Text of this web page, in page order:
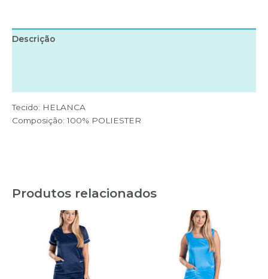
COM
MANGA
Descrição
Tecido: HELANCA
Composição: 100% POLIESTER
Produtos relacionados